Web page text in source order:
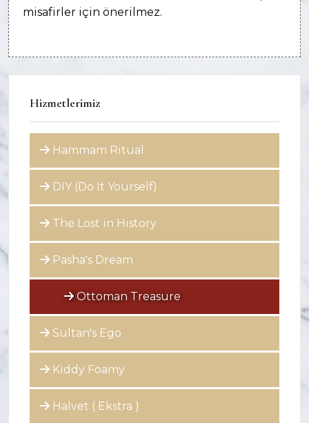
Hizmetlerimiz
Hammam Ritual
DIY (Do It Yourself)
The Lost in History
Pasha's Dream
Ottoman Treasure
Sultan's Ego
Kiddy Foamy
Halvet ( Ekstra )
misafirler için önerilmez.